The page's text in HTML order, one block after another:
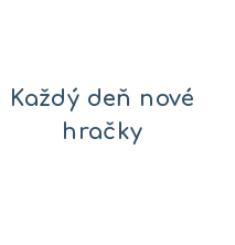
Každý deň nové
hračky